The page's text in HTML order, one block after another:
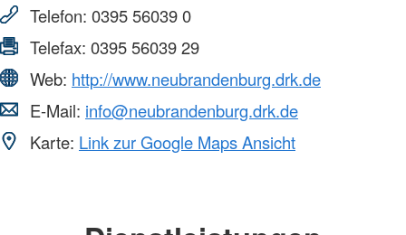
Telefon: 0395 56039 0
Telefax: 0395 56039 29
Web: http://www.neubrandenburg.drk.de
E-Mail: info@neubrandenburg.drk.de
Karte: Link zur Google Maps Ansicht